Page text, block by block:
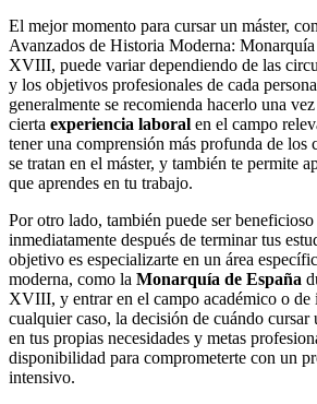
El mejor momento para cursar un máster,
Avanzados de Historia Moderna:
XVIII, puede variar dependiendo de las
y los objetivos profesionales de cada
generalmente se recomienda hacerlo una
cierta experiencia laboral en el campo
tener una comprensión más profunda de los
se tratan en el máster, y también te permite
que aprendes en tu trabajo.
Por otro lado, también puede ser
inmediatamente después de terminar tus
objetivo es especializarte en un área
moderna, como la Monarquía de España
XVIII, y entrar en el campo académico o de
cualquier caso, la decisión de cuándo cursar
en tus propias necesidades y metas
disponibilidad para comprometerte con un
intensivo.